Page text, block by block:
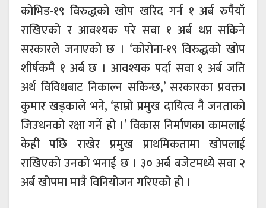
कोभिड-१९ विरुद्धको खोप खरिद गर्न १ अर्ब रुपैयाँ
राखिएको र आवश्यक परे सवा १ अर्ब थप्न सकिने
सरकारले जनाएको छ । ‘कोरोना-१९ विरुद्धको खोप
शीर्षकमै १ अर्ब छ । आवश्यक पर्दा सवा १ अर्ब जति
अर्थ विविधबाट निकाल्न सकिन्छ,’ सरकारका प्रवक्ता
कुमार खड्काले भने, ‘हाम्रो प्रमुख दायित्व नै जनताको
जिउधनको रक्षा गर्ने हो ।’ विकास निर्माणका कामलाई
केही पछि राखेर प्रमुख प्राथमिकतामा खोपलाई
राखिएको उनको भनाई छ । ३० अर्ब बजेटमध्ये सवा २
अर्ब खोपमा मात्रै विनियोजन गरिएको हो ।